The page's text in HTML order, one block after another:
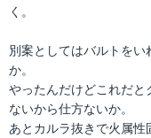
く。
別案としてはバルトをい
か。
やったんだけどこれだ
ないから仕方ないか。
あとカルラ抜きで火属性